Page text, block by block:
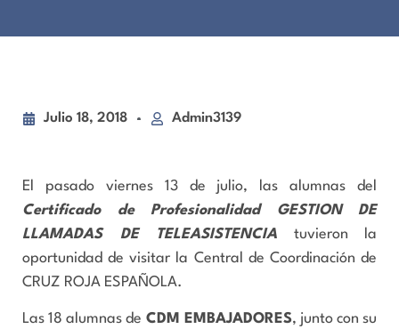
Julio 18, 2018 Admin3139
El pasado viernes 13 de julio, las alumnas del
Certificado de Profesionalidad GESTION DE
LLAMADAS DE TELEASISTENCIA tuvieron la
oportunidad de visitar la Central de Coordinación de
CRUZ ROJA ESPAÑOLA.
Las 18 alumnas de CDM EMBAJADORES, junto con su